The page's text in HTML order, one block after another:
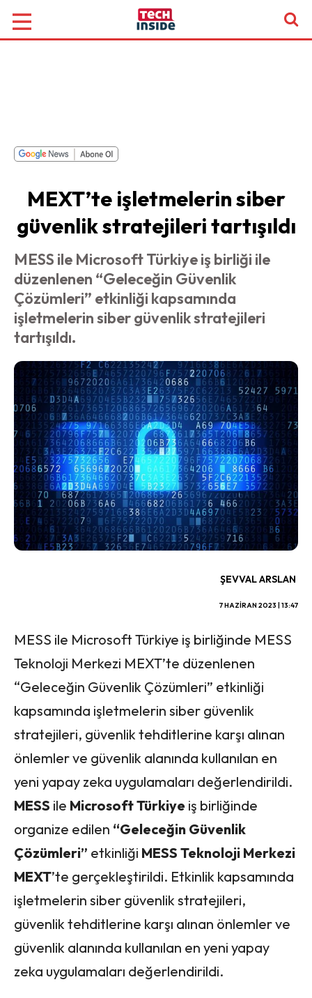
MEXT’te işletmelerin siber
güvenlik stratejileri tartışıldı
MESS ile Microsoft Türkiye iş birliği ile
düzenlenen “Geleceğin Güvenlik
Çözümleri” etkinliği kapsamında
işletmelerin siber güvenlik stratejileri
tartışıldı.
ŞEVVAL ARSLAN
7 HAZIRAN 2023 | 13:47
MESS ile Microsoft Türkiye iş birliğinde MESS
Teknoloji Merkezi MEXT’te düzenlenen
“Geleceğin Güvenlik Çözümleri” etkinliği
kapsamında işletmelerin siber güvenlik
stratejileri, güvenlik tehditlerine karşı alınan
önlemler ve güvenlik alanında kullanılan en
yeni yapay zeka uygulamaları değerlendirildi.
MESS ile Microsoft Türkiye iş birliğinde
organize edilen “Geleceğin Güvenlik
Çözümleri” etkinliği MESS Teknoloji Merkezi
MEXT’te gerçekleştirildi. Etkinlik kapsamında
işletmelerin siber güvenlik stratejileri,
güvenlik tehditlerine karşı alınan önlemler ve
güvenlik alanında kullanılan en yeni yapay
zeka uygulamaları değerlendirildi.